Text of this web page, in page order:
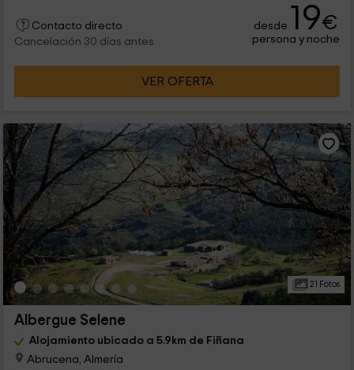
Contacto directo
Cancelación 30 días antes
desde 19€
persona y noche
VER OFERTA
21 Fotos
Albergue Selene
Alojamiento ubicado a 5.9km de Fiñana
Abrucena, Almería